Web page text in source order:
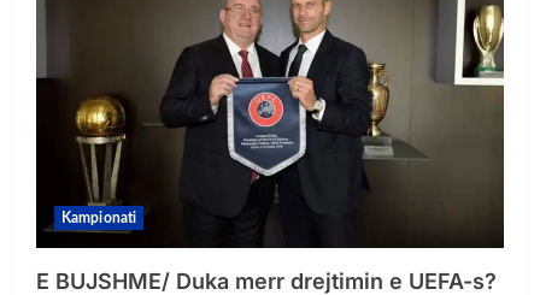
Kampionati
E BUJSHME/ Duka merr drejtimin e UEFA-s?